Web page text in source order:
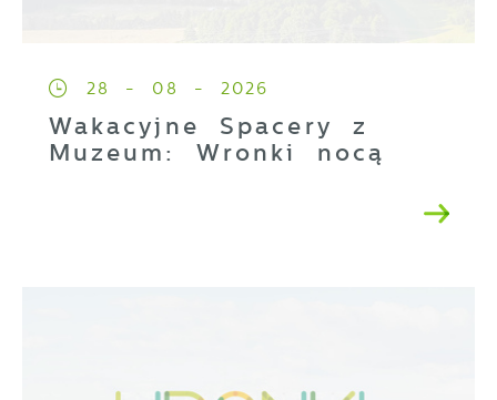
28 - 08 - 2026
Wakacyjne Spacery z
Muzeum: Wronki nocą